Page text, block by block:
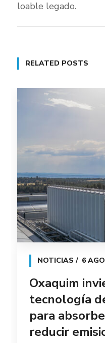
loable legado.
RELATED POSTS
NOTICIAS 6
Oxaquim
tecnología
para
reducir